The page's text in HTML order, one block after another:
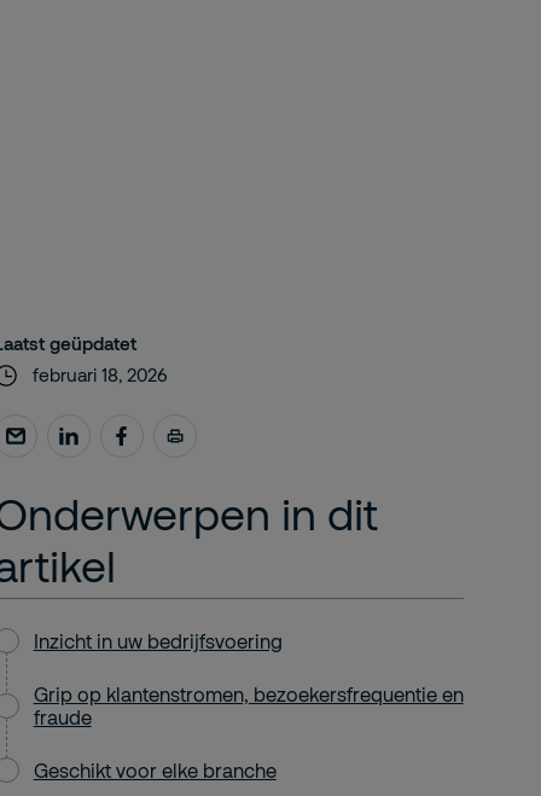
geüpdatet
februari 18, 2026
in dit
Inzicht in uw bedrijfsvoering
Grip op klantenstromen, bezoekersfrequentie en
fraude
Geschikt voor elke branche